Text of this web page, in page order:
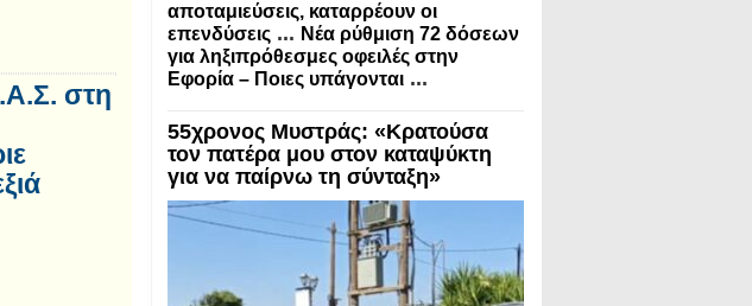
αποταμιεύσεις, καταρρέουν οι
επενδύσεις ... Νέα ρύθμιση 72 δόσεων
για ληξιπρόθεσμες οφειλές στην
Εφορία – Ποιες υπάγονται ...
55χρονος Μυστράς: «Κρατούσα
τον πατέρα μου στον καταψύκτη
για να παίρνω τη σύνταξη»
στη